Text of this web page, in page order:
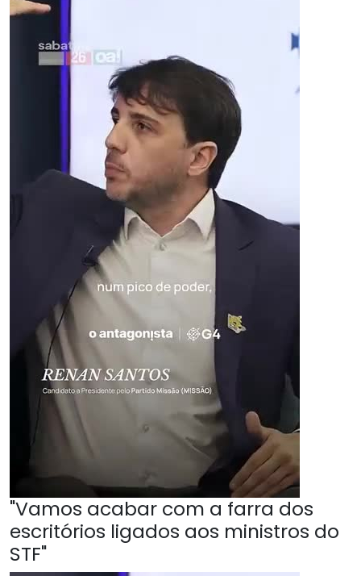
"Vamos acabar com a farra dos
escritórios ligados aos ministros do
STF"